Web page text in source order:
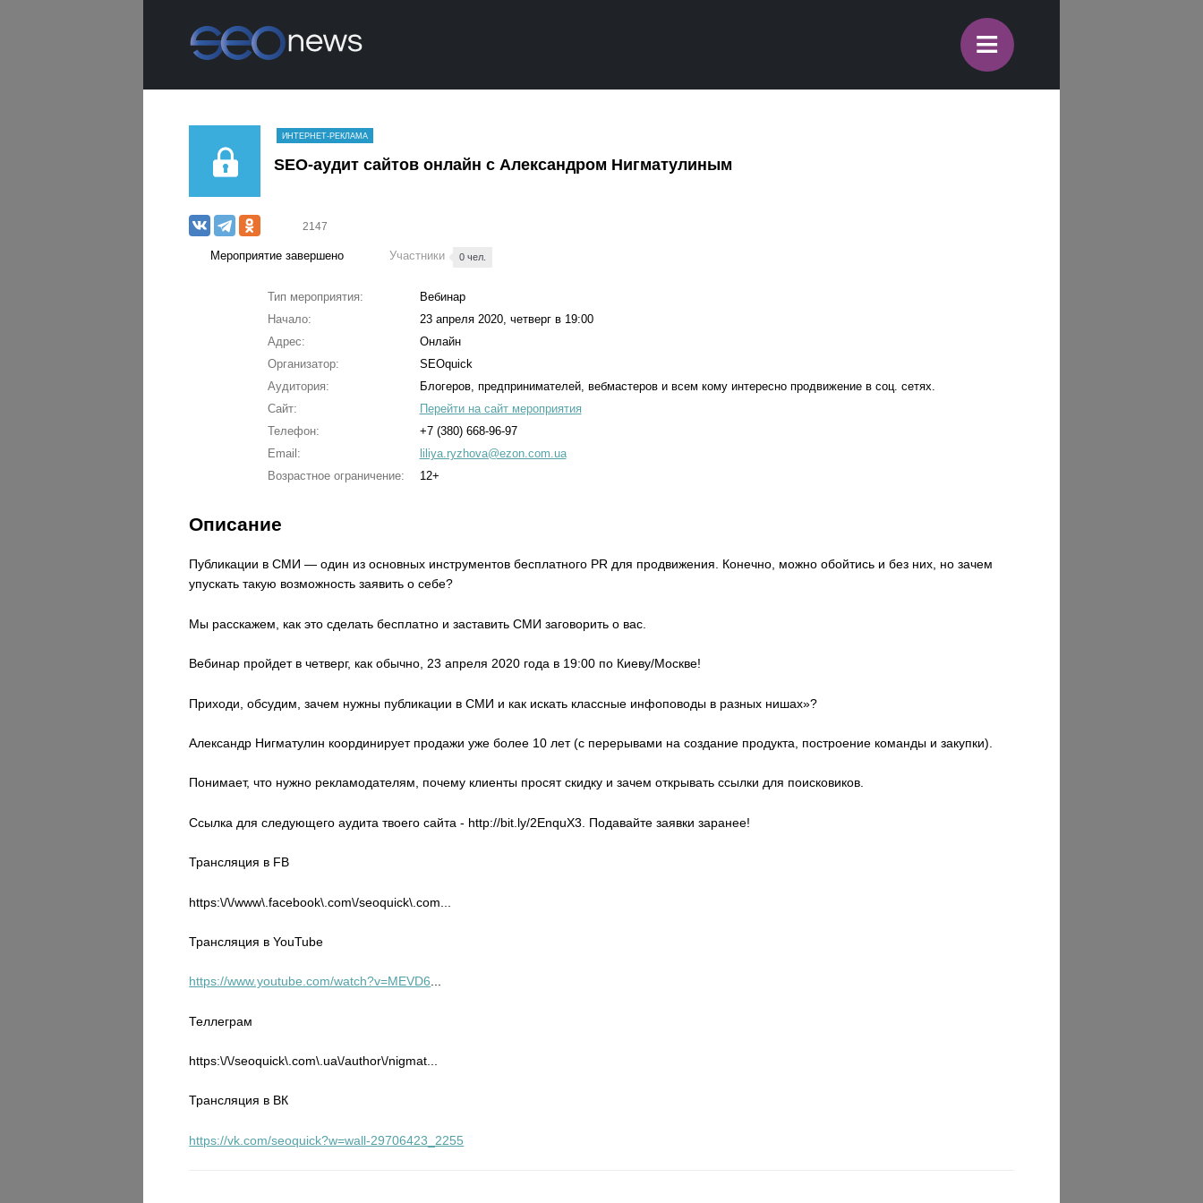
≡
ИНТЕРНЕТ-РЕКЛАМА
SEO-аудит сайтов онлайн с Александром Нигматулиным
2147
Мероприятие завершено Участники 0 чел.
Тип мероприятия:
Вебинар
Начало:
23 апреля 2020, четверг в 19:00
Адрес:
Онлайн
Организатор:
SEOquick
Аудитория:
Блогеров, предпринимателей, вебмастеров и всем кому интересно продвижение в соц. сетях.
Сайт:
Перейти на сайт мероприятия
Телефон:
+7 (380) 668-96-97
Email:
liliya.ryzhova@ezon.com.ua
Возрастное ограничение:
12+
Описание
Публикации в СМИ — один из основных инструментов бесплатного PR для продвижения. Конечно, можно обойтись и без них, но зачем
упускать такую возможность заявить о себе?
Мы расскажем, как это сделать бесплатно и заставить СМИ заговорить о вас.
Вебинар пройдет в четверг, как обычно, 23 апреля 2020 года в 19:00 по Киеву/Москве!
Приходи, обсудим, зачем нужны публикации в СМИ и как искать классные инфоповоды в разных нишах»?
Александр Нигматулин координирует продажи уже более 10 лет (с перерывами на создание продукта, построение команды и закупки).
Понимает, что нужно рекламодателям, почему клиенты просят скидку и зачем открывать ссылки для поисковиков.
Ссылка для следующего аудита твоего сайта - http://bit.ly/2EnquX3. Подавайте заявки заранее!
Трансляция в FB
https:\/\/www\.facebook\.com\/seoquick\.com...
Трансляция в YouTube
https://www.youtube.com/watch?v=MEVD6...
Теллеграм
https:\/\/seoquick\.com\.ua\/author\/nigmat...
Трансляция в ВК
https://vk.com/seoquick?w=wall-29706423_2255